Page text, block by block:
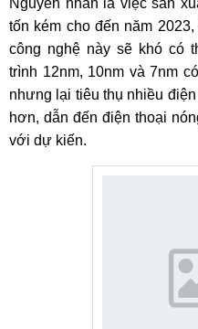
Nguyên nhân là việc sản
tốn kém cho đến năm
công nghệ này sẽ khó có
trình 12nm, 10nm và 7nm
nhưng lại tiêu thụ nhiều
hơn, dẫn đến điện thoại
với dự kiến.